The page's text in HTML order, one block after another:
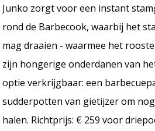
Junko zorgt voor een instant
rond de Barbecook, waarbij het
mag draaien - waarmee het
zijn hongerige onderdanen van
optie verkrijgbaar: een
sudderpotten van gietijzer om
halen. Richtprijs: € 259 voor